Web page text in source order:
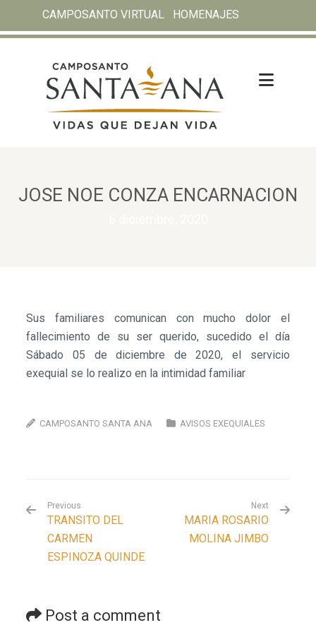
CAMPOSANTO VIRTUAL HOMENAJES
JOSE NOE CONZA ENCARNACION
Sus familiares comunican con mucho dolor el
fallecimiento de su ser querido, sucedido el día
Sábado 05 de diciembre de 2020, el servicio
exequial se lo realizo en la intimidad familiar
CAMPOSANTO SANTA ANA AVISOS EXEQUIALES
Previous
TRANSITO DEL
CARMEN
ESPINOZA QUINDE
Next
MARIA ROSARIO
MOLINA JIMBO
Post a comment